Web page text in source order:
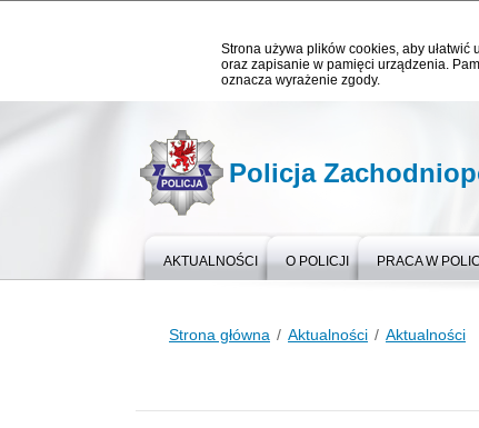
Strona używa plików cookies, aby
oraz zapisanie w pamięci urządzenia.
oznacza wyrażenie zgody.
Policja
AKTUALNOŚCI O POLICJI PRACA W
Strona główna Aktualności Aktualności